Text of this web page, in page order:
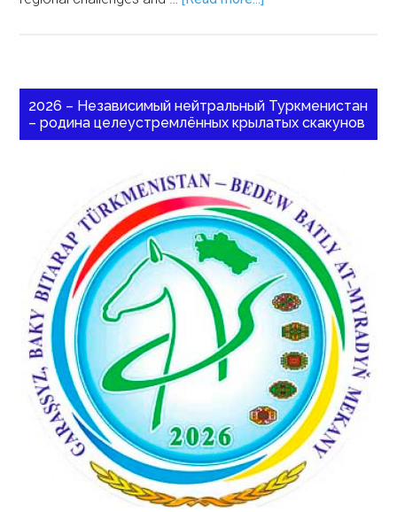
2026 – Независимый нейтральный Туркменистан
– родина целеустремлённых крылатых скакунов